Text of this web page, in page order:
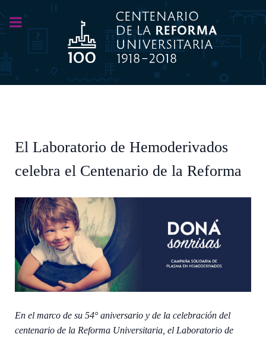
El Laboratorio de Hemoderivados
celebra el Centenario de la Reforma
En el marco de su 54° aniversario y de la celebración del
centenario de la Reforma Universitaria, el Laboratorio de